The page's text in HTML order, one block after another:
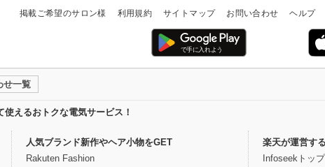
掲載ご希望のサロン様 利用規約 サイトマップ お問い合わせ ヘルプ
せ一覧
使えるおトクな電気サービス！
人気ブランド新作やヘア小物をGET
Rakuten Fashion
楽天が運営す
Infoseekトップ